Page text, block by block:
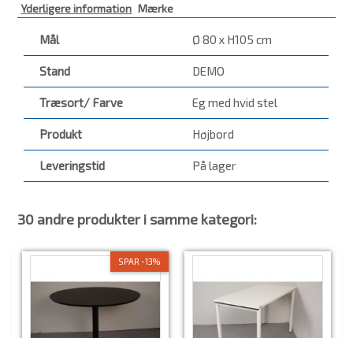
Yderligere information Mærke
Mål Ø 80 x H105 cm
Stand DEMO
Træsort/ Farve Eg med hvid stel
Produkt Højbord
Leveringstid På lager
30 andre produkter i samme kategori:
SPAR -13%